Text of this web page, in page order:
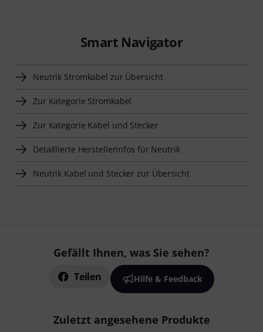
Smart Navigator
Neutrik Stromkabel zur Übersicht
Zur Kategorie Stromkabel
Zur Kategorie Kabel und Stecker
Detaillierte Herstellerinfos für Neutrik
Neutrik Kabel und Stecker zur Übersicht
Gefällt Ihnen, was Sie sehen?
Teilen Hilfe & Feedback
Zuletzt angesehene Produkte